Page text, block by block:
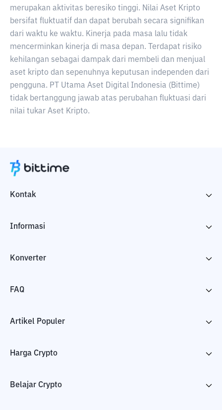
merupakan aktivitas beresiko tinggi. Nilai Aset Kripto
bersifat fluktuatif dan dapat berubah secara signifikan
dari waktu ke waktu. Kinerja pada masa lalu tidak
mencerminkan kinerja di masa depan. Terdapat risiko
kehilangan sebagai dampak dari membeli dan menjual
aset kripto dan sepenuhnya keputusan independen dari
pengguna. PT Utama Aset Digital Indonesia (Bittime)
tidak bertanggung jawab atas perubahan fluktuasi dari
nilai tukar Aset Kripto.
Kontak
Informasi
Konverter
FAQ
Artikel Populer
Harga Crypto
Belajar Crypto